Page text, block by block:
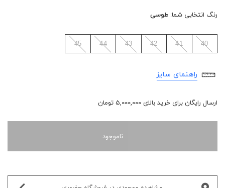
رنگ انتخابی شما: طوسی
40
41
42
43
44
45
راهنمای سایز
ارسال رایگان برای خرید بالای 5,000,000 تومان
ناموجود